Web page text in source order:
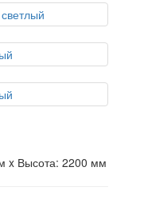
x Высота: 2200 мм